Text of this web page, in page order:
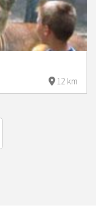
12 km